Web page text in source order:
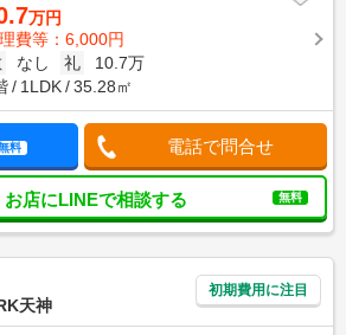
万円
費等：6,000円
なし 礼
10.7万
1LDK 35.28㎡
料 電話で問合せ
お店にLINEで相談する 無料
天神
初期費用に注目